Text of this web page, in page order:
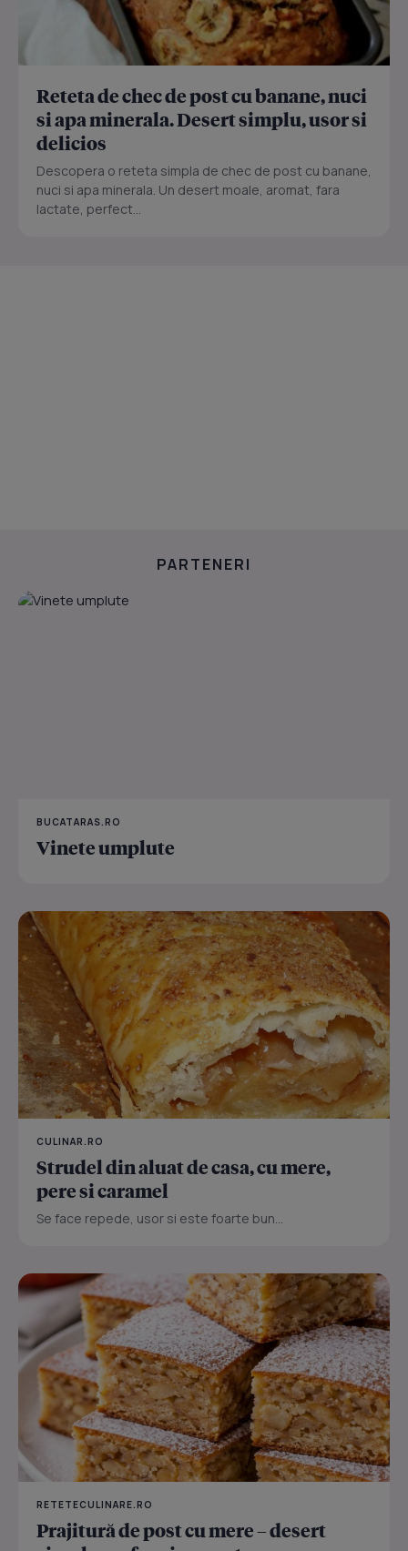
Reteta de chec de post cu banane, nuci
si apa minerala. Desert simplu, usor si
delicios
Descopera o reteta simpla de chec de post cu banane,
nuci si apa minerala. Un desert moale, aromat, fara
lactate, perfect...
PARTENERI
BUCATARAS.RO
Vinete umplute
CULINAR.RO
Strudel din aluat de casa, cu mere,
pere si caramel
Se face repede, usor si este foarte bun...
RETETECULINARE.RO
Prajitură de post cu mere – desert